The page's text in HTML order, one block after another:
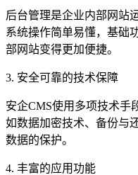
后台管理是企业内部网站
系统操作简单易懂，基础
部网站变得更加便捷。
3. 安全可靠的技术保障
安企CMS使用多项技术手
如数据加密技术、备份与
数据的保护。
4. 丰富的应用功能